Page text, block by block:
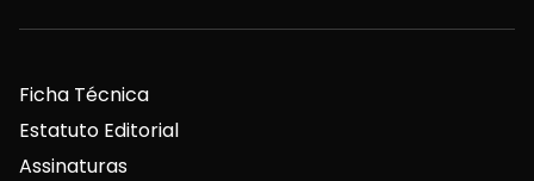
Ficha Técnica
Estatuto Editorial
Assinaturas